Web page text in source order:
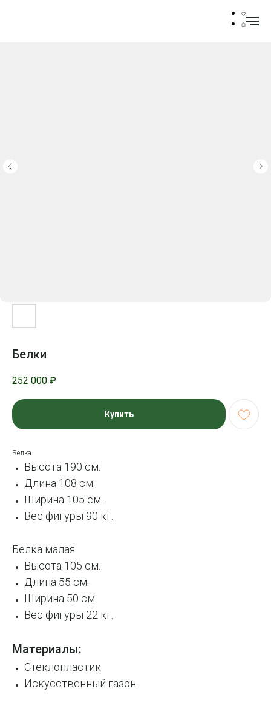
Белки
252 000 ₽
Купить
Белка
Высота 190 см.
Длина 108 см.
Ширина 105 см.
Вес фигуры 90 кг.
Белка малая
Высота 105 см.
Длина 55 см.
Ширина 50 см.
Вес фигуры 22 кг.
Материалы:
Стеклопластик
Искусственный газон.